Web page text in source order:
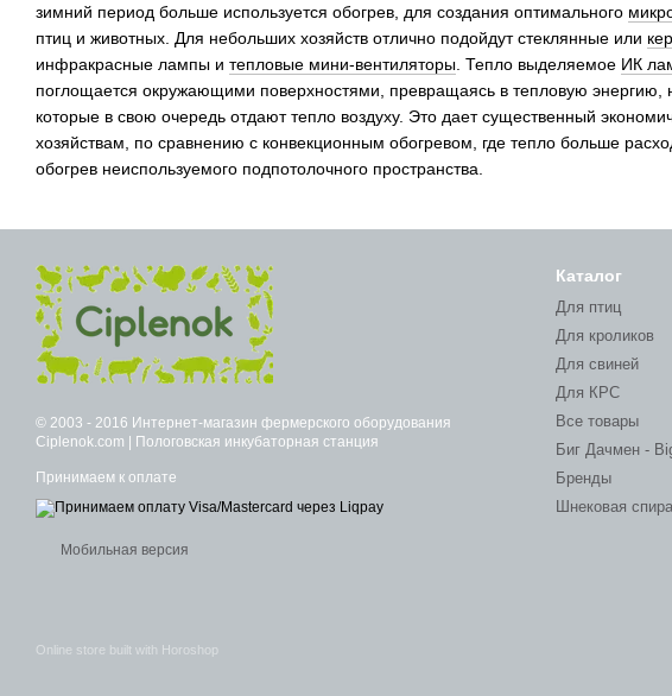
зимний период больше используется обогрев, для создания оптимального
птиц и животных. Для небольших хозяйств отлично подойдут стеклянные или
инфракрасные лампы и тепловые мини-вентиляторы . Тепло выделяемое ИК
поглощается окружающими поверхностями, превращаясь в тепловую энергию,
которые в свою очередь отдают тепло воздуху. Это дает существенный
хозяйствам, по сравнению с конвекционным обогревом, где тепло больше
обогрев неиспользуемого подпотолочного пространства.
© 2003 - 2016 Интернет-магазин фермерского оборудования
Ciplenok.com | Пологовская инкубаторная станция
Принимаем к оплате
Мобильная версия
Online store built with Horoshop
Каталог
Для птиц
Для кроликов
Для свиней
Для КРС
Все товары
Биг Дачмен -
Бренды
Шнековая